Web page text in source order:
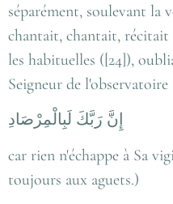
séparément, soulevant la
chantait, chantait,
les habituelles ([24]),
Seigneur de
إِنَّ رَبَّكَ لَبِالْمِرْصَادِ
car rien n'échappe à Sa
toujours aux aguets.)